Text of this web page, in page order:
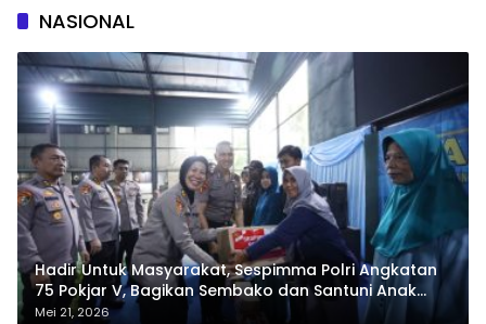
NASIONAL
Hadir Untuk Masyarakat, Sespimma Polri Angkatan
75 Pokjar V, Bagikan Sembako dan Santuni Anak
Yatim
Mei 21, 2026